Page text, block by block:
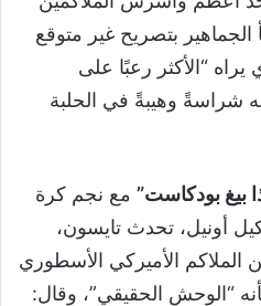
الجماهير بتصريح غير متوقع
“الأكثر رعبًا على
شراسةً وهيبةً في الحلبة
بيغ بودكاست” مع نجم كرة
أونيل، تحدث تايسون،
“الوحش الحقيقي”، وقال: